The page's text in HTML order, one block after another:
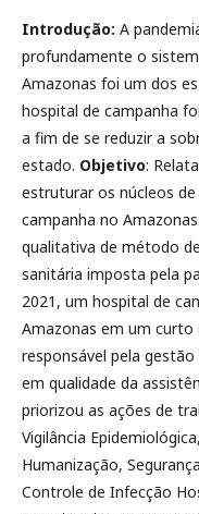
Introdução: A
profundamente o
Amazonas foi um dos
hospital de campanha
a fim de se reduzir a
estado. Objetivo:
estruturar os núcleos
campanha no Amazonas.
qualitativa de método
sanitária imposta pela
2021, um hospital de
Amazonas em um curto
responsável pela
em qualidade da
priorizou as ações de
Vigilância
Humanização,
Controle de Infecção